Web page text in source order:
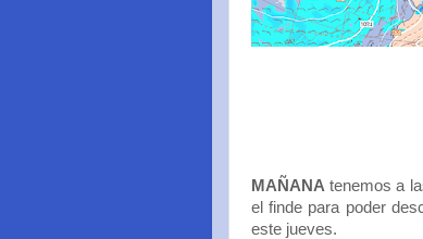
MAÑANA tenemos a
el finde para poder
este jueves.